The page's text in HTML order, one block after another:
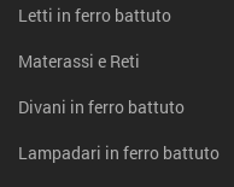
Letti in ferro battuto
Materassi e Reti
Divani in ferro battuto
Lampadari in ferro battuto